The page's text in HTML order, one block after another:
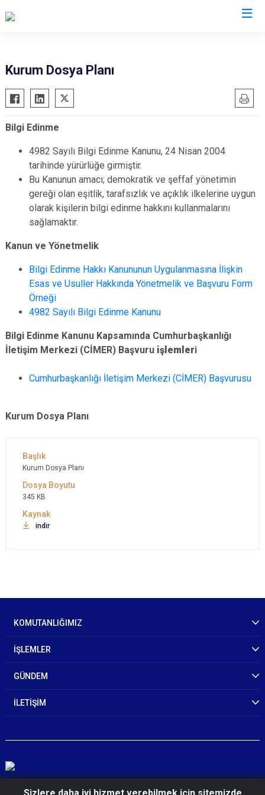
Kurum Dosya Planı
Bilgi Edinme
4982 Sayılı Bilgi Edinme Kanunu​, 24 Nisan 2004
tarihinde yürürlüğe girmiştir.
Bu Kanunun amacı; demokratik ve şeffaf yönetimin
gereği olan eşitlik, tarafsızlık ve açıklık ilkelerine uygun
olarak kişilerin bilgi edinme hakkını kullanmalarını
sağlamaktır.
Kanun ve Yönetmelik
Bilgi Edinme Hakkı Kanununun Uygulanmasına İlişkin
Esas ve Usuller Hakkında Yönetmelik ve Başvuru Form
Örneği
4982 Sayılı Bilgi Edinme Kanunu
Bilgi Edinme Kanunu Kapsamında Cumhurbaşkanlığı
İletişim Merkezi (CİMER) Başvuru işlemleri
Cumhurbaşkanlığı İletişim Merkezi (CİMER) Başvurusu
Kurum Dosya Planı
Kurum Dosya Planı
345 KB
indir
KOMUTANLIĞIMIZ
İŞLEMLER
GÜNDEM
İLETİŞİM
© 2026 Zonguldak İl Jandarma Komutanlığı